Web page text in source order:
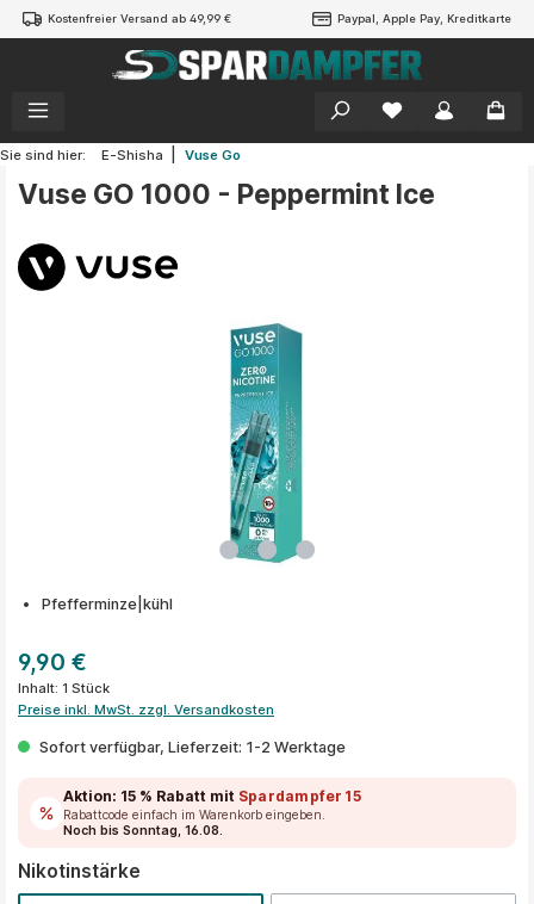
springen
Kostenfreier Versand ab 49,99 € Paypal, Apple Pay, Kreditkarte
Sie sind hier: E-Shisha Vuse Go
Vuse GO 1000 - Peppermint Ice
Pfefferminze|kühl
9,90 €
Inhalt: 1 Stück
Preise inkl. MwSt. zzgl. Versandkosten
Sofort verfügbar, Lieferzeit: 1-2 Werktage
Aktion: 15 % Rabatt mit Spardampfer15
Rabattcode einfach im Warenkorb eingeben.
Noch bis Sonntag, 16.08.
Nikotinstärke